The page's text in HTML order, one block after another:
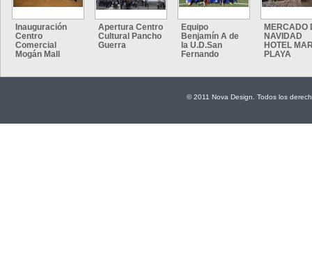
Inauguración
Centro
Comercial
Mogán Mall
Apertura Centro
Cultural Pancho
Guerra
Equipo
Benjamín A de
la U.D.San
Fernando
MERCADO
NAVIDAD
HOTEL
PLAYA
© 2011 Nova Design. Todos los